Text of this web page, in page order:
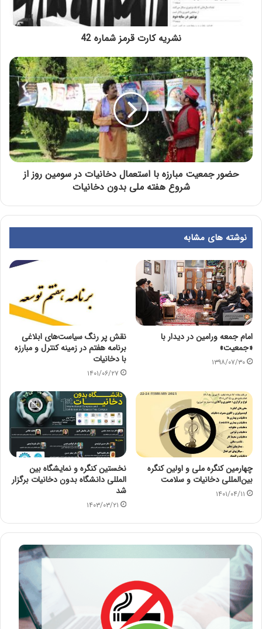
نشریه کارت قرمز شماره 42
حضور جمعیت مبارزه با استعمال دخانیات در سومین روز از
شروع هفته ملی بدون دخانیات
نوشته های مشابه
امام جمعه ورامین در دیدار با
«جمعیت»
۱۳۹۸/۰۷/۳۰
نقش پر رنگ سیاست‌های ابلاغی
برنامه هفتم در زمینه کنترل و مبارزه
با دخانیات
۱۴۰۱/۰۶/۲۷
چهارمین کنگره ملی و اولین کنگره
بین‌المللی دخانیات و سلامت
۱۴۰۱/۰۴/۱۱
نخستین کنگره و نمایشگاه بین
المللی دانشگاه بدون دخانیات برگزار
شد
۱۴۰۳/۰۳/۲۱